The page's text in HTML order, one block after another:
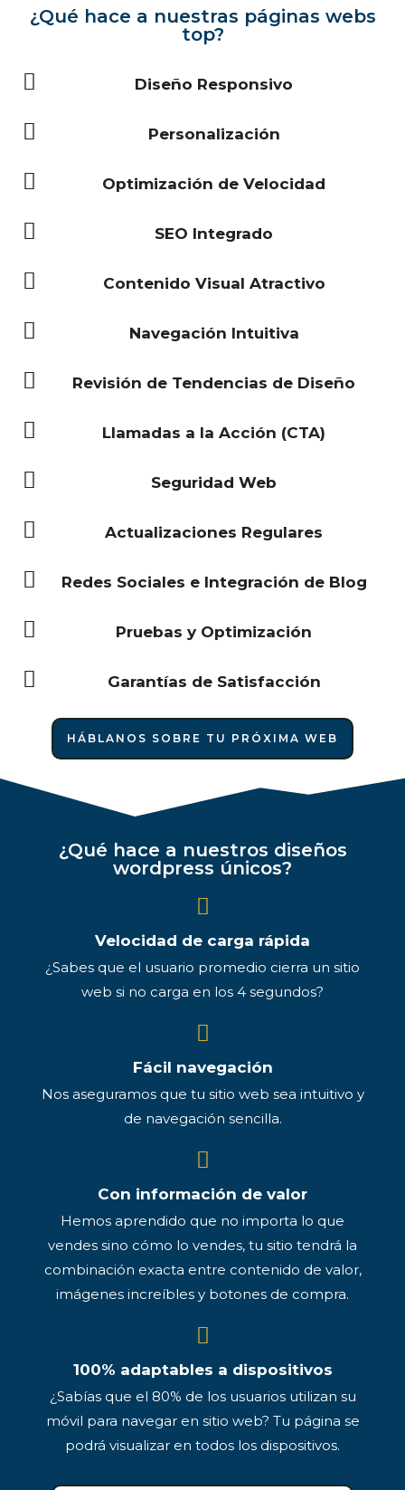
¿Qué hace a nuestras páginas webs
top?
Diseño Responsivo
Personalización
Optimización de Velocidad
SEO Integrado
Contenido Visual Atractivo
Navegación Intuitiva
Revisión de Tendencias de Diseño
Llamadas a la Acción (CTA)
Seguridad Web
Actualizaciones Regulares
Redes Sociales e Integración de Blog
Pruebas y Optimización
Garantías de Satisfacción
HÁBLANOS SOBRE TU PRÓXIMA WEB
¿Qué hace a nuestros diseños
wordpress únicos?
Velocidad de carga rápida
¿Sabes que el usuario promedio cierra un sitio
web si no carga en los 4 segundos?
Fácil navegación
Nos aseguramos que tu sitio web sea intuitivo y
de navegación sencilla.
Con información de valor
Hemos aprendido que no importa lo que
vendes sino cómo lo vendes, tu sitio tendrá la
combinación exacta entre contenido de valor,
imágenes increíbles y botones de compra.
100% adaptables a dispositivos
¿Sabías que el 80% de los usuarios utilizan su
móvil para navegar en sitio web? Tu página se
podrá visualizar en todos los dispositivos.